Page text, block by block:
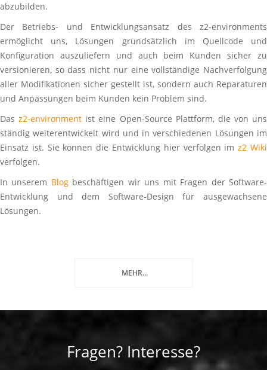
abzubilden.
Der Betriebs- und Entwicklungsansatz des z2-environments
ermöglicht uns, Lösungen grundsätzlich im Quellcode und
Konfiguration auszuliefern und auch beim Kunden sicher zu
versionieren, so dass nicht nur eine vollständige Nachverfolgung
aller Modifikationen sicher gestellt ist, sondern auch Reparaturen
und Anpassungen beim Kunden kein Problem sind.
Dasz2-environment ist eine Open-Source Plattform, die von uns
ständig weiterentwickelt wird und in verschiedenen Lösungen im
Einsatz ist. Sie können die Entwicklung hier verfolgen imz2 Wiki
verfolgen.
In unserem Blogbeschäftigen wir uns mit Fragen der Software-
Entwicklung und dem Software-Design für ausgewachsene
Lösungen.
MEHR...
Fragen? Interesse?